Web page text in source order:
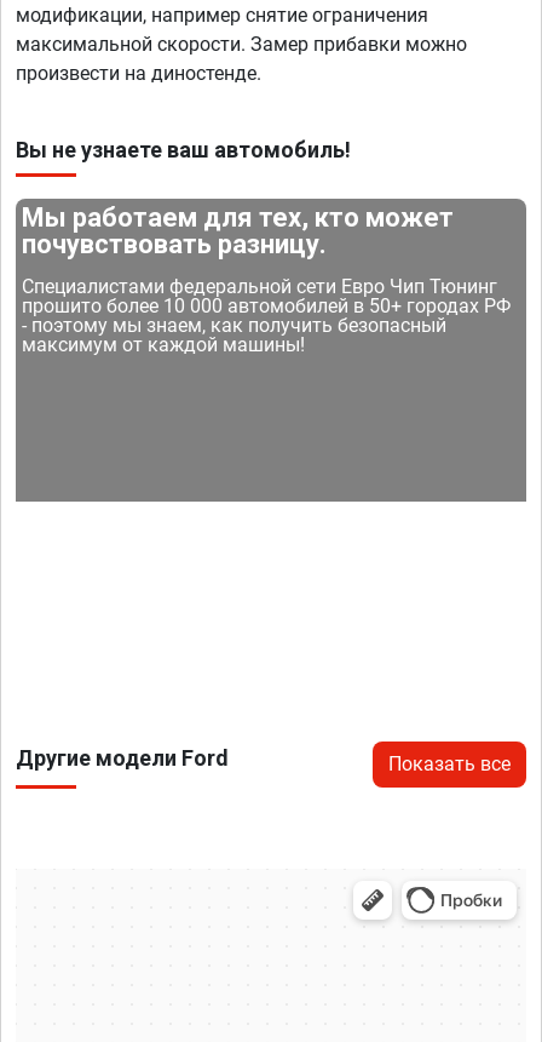
модификации, например снятие ограничения
максимальной скорости. Замер прибавки можно
произвести на диностенде.
Вы не узнаете ваш автомобиль!
Мы работаем для тех, кто может
почувствовать разницу.
Специалистами федеральной сети Евро Чип Тюнинг
прошито более 10 000 автомобилей в 50+ городах РФ
- поэтому мы знаем, как получить безопасный
максимум от каждой машины!
Другие модели Ford Показать все